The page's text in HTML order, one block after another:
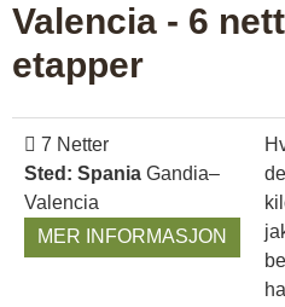
Valencia - 6
etapper
7 Netter
Sted: Spania Gandia–
Valencia
MER INFORMASJON